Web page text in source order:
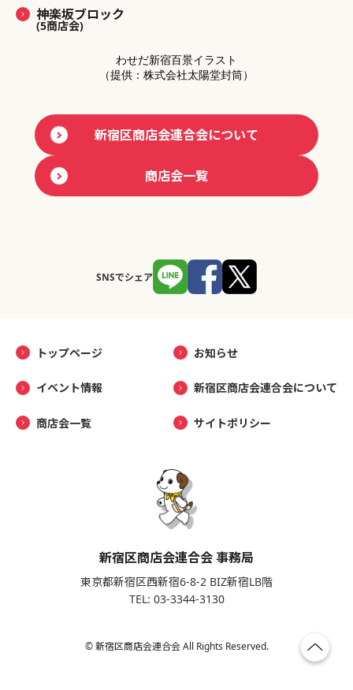
神楽坂ブロック
(5商店会)
わせだ新宿百景イラスト
（提供：株式会社太陽堂封筒）
新宿区商店会連合会について
商店会一覧
SNSでシェア
トップページ お知らせ
イベント情報 新宿区商店会連合会について
商店会一覧 サイトポリシー
新宿区商店会連合会 事務局
東京都新宿区西新宿6-8-2 BIZ新宿LB階
TEL: 03-3344-3130
© 新宿区商店会連合会 All Rights Reserved.